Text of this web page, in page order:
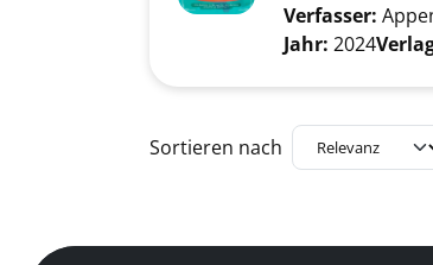
Verfasser:
Jahr: 2024
Zu den Suchfiltern springen
Sortieren nach